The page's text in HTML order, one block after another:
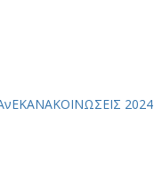
ΑΝΑΚΟΙΝΩΣΕΙΣ 2024